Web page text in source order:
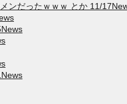
ンだったｗｗｗ とか 11/